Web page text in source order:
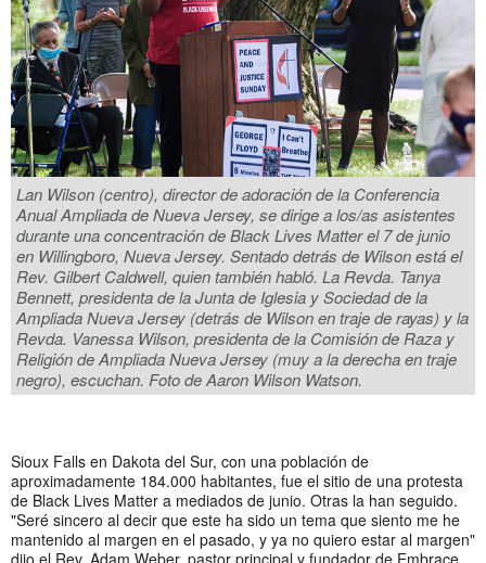
Lan Wilson (centro), director de adoración de la Conferencia
Anual Ampliada de Nueva Jersey, se dirige a los/as asistentes
durante una concentración de Black Lives Matter el 7 de junio
en Willingboro, Nueva Jersey. Sentado detrás de Wilson está el
Rev. Gilbert Caldwell, quien también habló. La Revda. Tanya
Bennett, presidenta de la Junta de Iglesia y Sociedad de la
Ampliada Nueva Jersey (detrás de Wilson en traje de rayas) y la
Revda. Vanessa Wilson, presidenta de la Comisión de Raza y
Religión de Ampliada Nueva Jersey (muy a la derecha en traje
negro), escuchan. Foto de Aaron Wilson Watson.
Sioux Falls en Dakota del Sur, con una población de
aproximadamente 184.000 habitantes, fue el sitio de una protesta
de Black Lives Matter a mediados de junio. Otras la han seguido.
"Seré sincero al decir que este ha sido un tema que siento me he
mantenido al margen en el pasado, y ya no quiero estar al margen"
dijo el Rev. Adam Weber, pastor principal y fundador de Embrace